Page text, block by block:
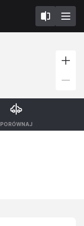
PORÓWNAJ